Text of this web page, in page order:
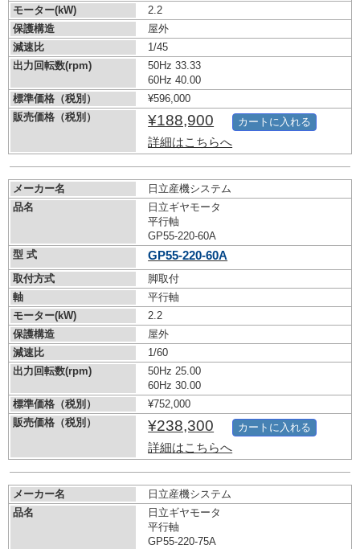
モーター(kW)
2.2
保護構造
屋外
減速比
1/45
出力回転数(rpm)
50Hz 33.33
60Hz 40.00
標準価格（税別）
¥596,000
販売価格（税別）
¥188,900
詳細はこちらへ
カートに入れる
メーカー名
日立産機システム
品名
日立ギヤモータ
平行軸
GP55-220-60A
型 式
GP55-220-60A
取付方式
脚取付
軸
平行軸
モーター(kW)
2.2
保護構造
屋外
減速比
1/60
出力回転数(rpm)
50Hz 25.00
60Hz 30.00
標準価格（税別）
¥752,000
販売価格（税別）
¥238,300
詳細はこちらへ
カートに入れる
メーカー名
日立産機システム
品名
日立ギヤモータ
平行軸
GP55-220-75A